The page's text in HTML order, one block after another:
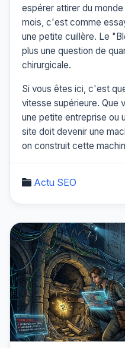
espérer attirer du
mois, c'est comme
une petite cuillère. Le
plus une question de
chirurgicale.
Si vous êtes ici, c'est
vitesse supérieure. Que
une petite entreprise ou
site doit devenir une
on construit cette
Actu SEO